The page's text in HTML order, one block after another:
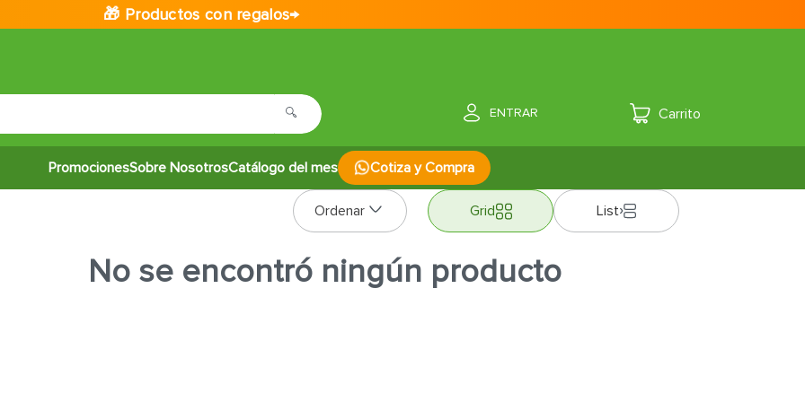
🎁 Productos con regalos→
ENTRAR
PromocionesSobre NosotrosCatálogo del mes Cotiza y Compra
Grid List
No se encontró ningún producto